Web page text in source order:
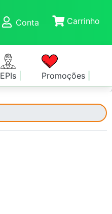
Conta
Carrinho
EPIs Promoções